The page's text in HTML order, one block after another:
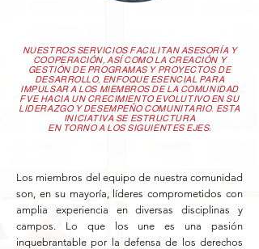
NUESTROS SERVICIOS FACILITAN ASESORÍA Y
COOPERACIÓN, ASÍ COMO LA CREACIÓN Y
GESTIÓN DE PROGRAMAS Y PROYECTOS DE
DESARROLLO, ENFOQUE ESENCIAL PARA
IMPULSAR A LOS MIEMBROS DE LA COMUNIDAD
FVE HACIA UN CRECIMIENTO EVOLUTIVO EN SU
LIDERAZGO Y DESEMPEÑO COMUNITARIO. ESTA
INICIATIVA SE ESTRUCTURA
EN TORNO A LOS SIGUIENTES EJES:
Los miembros del equipo de nuestra comunidad
son, en su mayoría, líderes comprometidos con
amplia experiencia en diversas disciplinas y
campos. Lo que los une es una pasión
inquebrantable por la defensa de los derechos